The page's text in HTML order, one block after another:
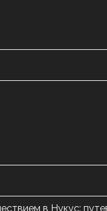
в Нукус: